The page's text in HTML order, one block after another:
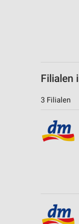
Filialen
3 Filialen